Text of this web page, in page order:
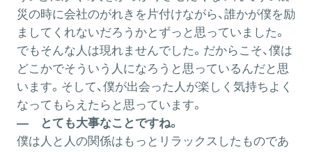
災の時に会社のがれきを片付けながら、誰かが僕を励
ましてくれないだろうかとずっと思っていました。
でもそんな人は現れませんでした。だからこそ、僕は
どこかでそういう人になろうと思っているんだと思
います。そして、僕が出会った人が楽しく気持ちよく
なってもらえたらと思っています。
― とても大事なことですね。
僕は人と人の関係はもっとリラックスしたものであ